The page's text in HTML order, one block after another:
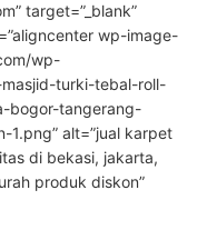
target=”_blank”
wp-image-
wp-
turki-tebal-roll-
bogor-tangerang-
alt=”jual karpet
di bekasi, jakarta,
produk diskon”